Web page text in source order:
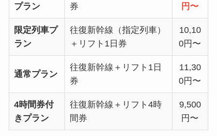
プラン
券
円〜
限定列車プ
ラン
往復新幹線（指定列車）
＋リフト1日券
10,10
0円〜
通常プラン
往復新幹線＋リフト1日
券
11,30
0円〜
4時間券付
きプラン
往復新幹線＋リフト4時
間券
9,500
円〜